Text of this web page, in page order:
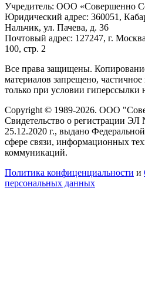
Учредитель: ООО «Совершенно
Юридический адрес: 360051,
Нальчик, ул. Пачева, д. 36
Почтовый адрес: 127247, г.
100, стр. 2
Все права защищены.
материалов запрещено,
только при условии гиперссылки
Copyright © 1989-2026. ООО
Свидетельство о регистрации
25.12.2020 г., выдано
сфере связи, информационных
коммуникаций.
Политика конфиценциальности и
персональных данных